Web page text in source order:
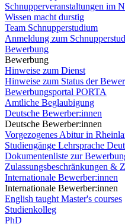
Schnupperveranstaltungen im
Wissen macht durstig
Team Schnupperstudium
Anmeldung zum
Bewerbung
Bewerbung
Hinweise zum Dienst
Hinweise zum Status der
Bewerbungsportal PORTA
Amtliche Beglaubigung
Deutsche Bewerber:innen
Deutsche Bewerber:innen
Vorgezogenes Abitur in
Studiengänge Lehrsprache
Dokumentenliste zur
Zulassungsbeschränkungen &
Internationale Bewerber:innen
Internationale Bewerber:innen
English taught Master's courses
Studienkolleg
PhD